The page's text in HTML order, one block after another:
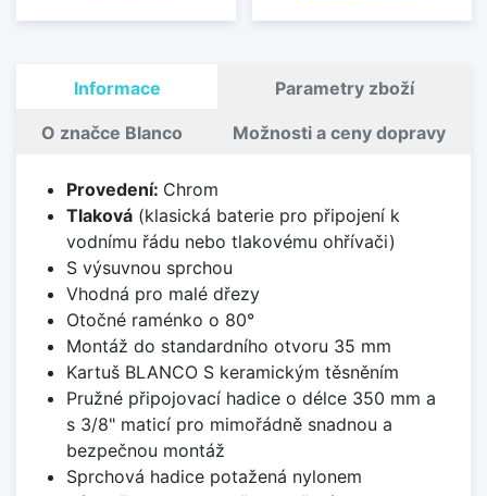
Informace Parametry zboží
O značce Blanco Možnosti a ceny dopravy
Provedení: Chrom
Tlaková(klasická baterie pro připojení k
vodnímu řádu nebo tlakovému ohřívači)
S výsuvnou sprchou
Vhodná pro malé dřezy
Otočné raménko o 80°
Montáž do standardního otvoru 35 mm
Kartuš BLANCO S keramickým těsněním
Pružné připojovací hadice o délce 350 mm a
s 3/8" maticí pro mimořádně snadnou a
bezpečnou montáž
Sprchová hadice potažená nylonem